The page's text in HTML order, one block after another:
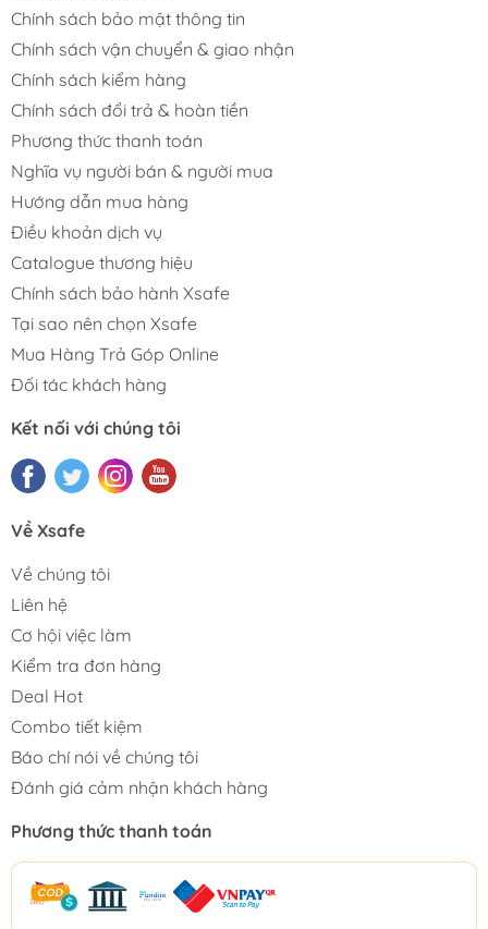
Chính sách bảo mật thông tin
Chính sách vận chuyển & giao nhận
Chính sách kiểm hàng
Chính sách đổi trả & hoàn tiền
Phương thức thanh toán
Nghĩa vụ người bán & người mua
Hướng dẫn mua hàng
Điều khoản dịch vụ
Catalogue thương hiệu
Chính sách bảo hành Xsafe
Tại sao nên chọn Xsafe
Mua Hàng Trả Góp Online
Đối tác khách hàng
Kết nối với chúng tôi
Về Xsafe
Về chúng tôi
Liên hệ
Cơ hội việc làm
Kiểm tra đơn hàng
Deal Hot
Combo tiết kiệm
Báo chí nói về chúng tôi
Đánh giá cảm nhận khách hàng
Phương thức thanh toán